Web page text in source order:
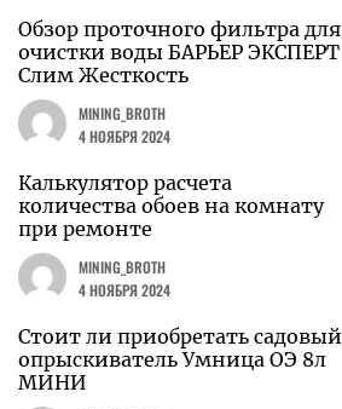
Обзор проточного фильтра для
очистки воды БАРЬЕР ЭКСПЕРТ
Слим Жесткость
MINING_BROTH
4 НОЯБРЯ 2024
Калькулятор расчета
количества обоев на комнату
при ремонте
MINING_BROTH
4 НОЯБРЯ 2024
Стоит ли приобретать садовый
опрыскиватель Умница ОЭ 8л
МИНИ